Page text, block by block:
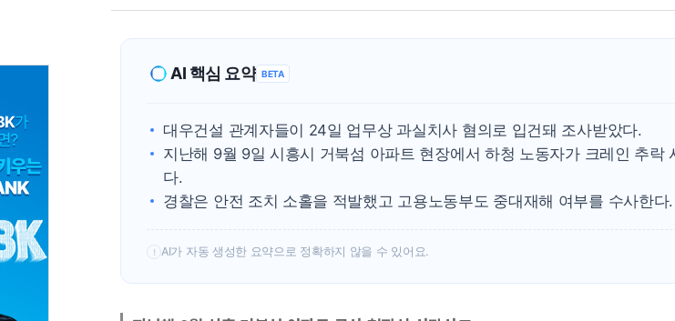
AI 핵심 요약 BETA
대우건설 관계자들이 24일 업무상 과실치사 혐의로 입건돼 조사받았다.
지난해 9월 9일 시흥시 거북섬 아파트 현장에서 하청 노동자가 크레인 추락
다.
경찰은 안전 조치 소홀을 적발했고 고용노동부도 중대재해 여부를 수사한다.
! AI가 자동 생성한 요약으로 정확하지 않을 수 있어요.